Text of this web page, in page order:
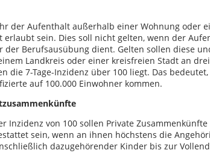
der Aufenthalt außerhalb einer Wohnung oder
erlaubt sein. Dies soll nicht gelten, wenn der
der Berufsausübung dient. Gelten sollen diese
Landkreis oder einer kreisfreien Stadt an drei
die 7-Tage-Inzidenz über 100 liegt. Das
auf 100.000 Einwohner kommen.
Inzidenz von 100 sollen Private
sein, wenn an ihnen höchstens die
dazugehörender Kinder bis zur